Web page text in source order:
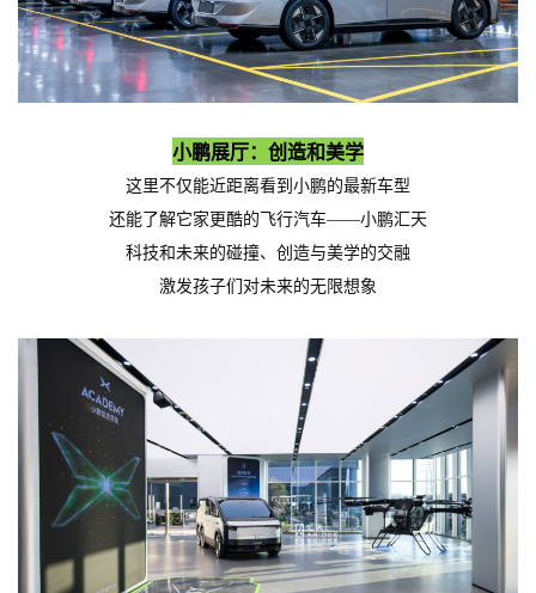
小鹏展厅：创造和美学
这里不仅能近距离看到小鹏的最新车型
还能了解它家更酷的飞行汽车——小鹏汇天
科技和未来的碰撞、创造与美学的交融
激发孩子们对未来的无限想象